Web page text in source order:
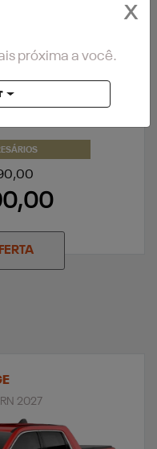
2027
X
próxima a você.